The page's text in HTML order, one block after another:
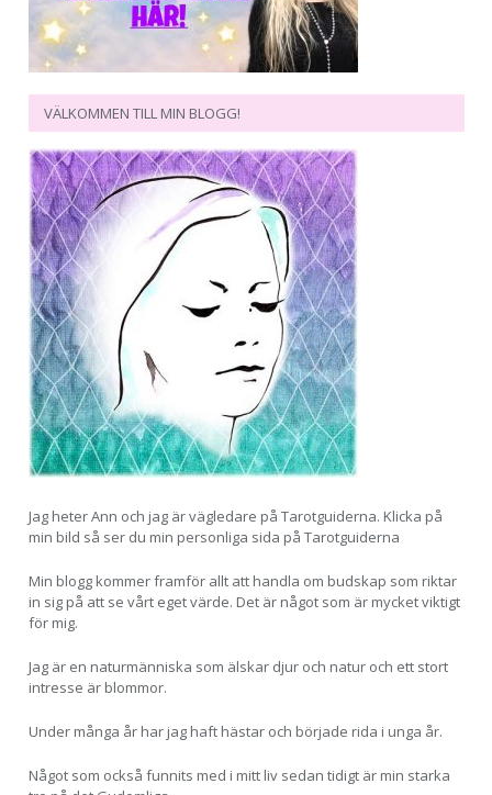
VÄLKOMMEN TILL MIN BLOGG!
Jag heter Ann och jag är vägledare på Tarotguiderna. Klicka på
min bild så ser du min personliga sida på Tarotguiderna
Min blogg kommer framför allt att handla om budskap som riktar
in sig på att se vårt eget värde. Det är något som är mycket viktigt
för mig.
Jag är en naturmänniska som älskar djur och natur och ett stort
intresse är blommor.
Under många år har jag haft hästar och började rida i unga år.
Något som också funnits med i mitt liv sedan tidigt är min starka